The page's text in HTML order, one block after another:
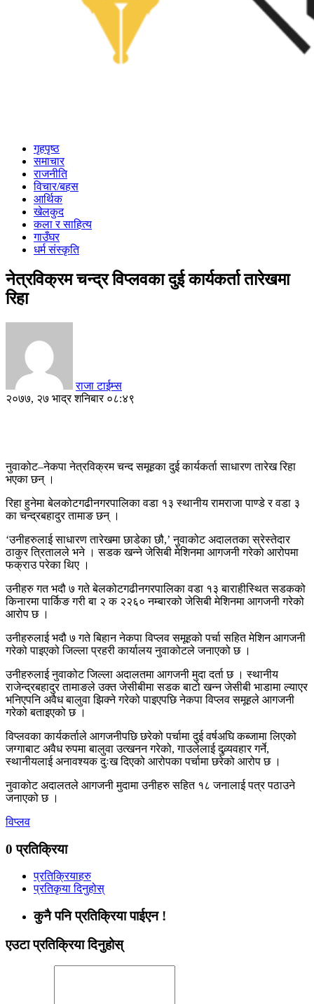
गृहपृष्ठ
समाचार
राजनीति
विचार/बहस
आर्थिक
खेलकुद
कला र साहित्य
गाउँघर
धर्म संस्कृति
नेत्रविक्रम चन्द्र विप्लवका दुई कार्यकर्ता तारेखमा
रिहा
राजा टाईम्स
२०७७, २७ भाद्र शनिबार ०८:४९
नुवाकोट–नेकपा नेत्रविक्रम चन्द समूहका दुई कार्यकर्ता साधारण तारेख रिहा
भएका छन् ।
रिहा हुनेमा बेलकोटगढीनगरपालिका वडा १३ स्थानीय रामराजा पाण्डे र वडा ३
का चन्द्रबहादुर तामाङ छन् ।
‘उनीहरुलाई साधारण तारेखमा छाडेका छौ,’ नुवाकोट अदालतका स्रेस्तेदार
ठाकुर त्रितालले भने । सडक खन्ने जेसिबी मेशिनमा आगजनी गरेको आरोपमा
फक्राउ परेका थिए ।
उनीहरु गत भदौ ७ गते बेलकोटगढीनगरपालिका वडा १३ बाराहीस्थित सडकको
किनारमा पार्किङ गरी बा २ क २२६० नम्बारको जेसिबी मेशिनमा आगजनी गरेको
आरोप छ ।
उनीहरुलाई भदौ ७ गते बिहान नेकपा विप्लव समूहको पर्चा सहित मेशिन आगजनी
गरेको पाइएको जिल्ला प्रहरी कार्यालय नुवाकोटले जनाएको छ ।
उनीहरुलाई नुवाकोट जिल्ला अदालतमा आगजनी मुदा दर्ता छ । स्थानीय
राजेन्द्रबहादुर तामाङले उक्त जेसीबीमा सडक बाटो खन्न जेसीबी भाडामा ल्याएर
भनिएपनि अवैध बालुवा झिक्ने गरेको पाइएपछि नेकपा विप्लव समूहले आगजनी
गरेको बताइएको छ ।
विप्लवका कार्यकर्ताले आगजनीपछि छरेको पर्चामा दुई वर्षअघि कब्जामा लिएको
जग्गाबाट अवैध रुपमा बालुवा उत्खनन गरेको, गाउलेलाई दुव्र्यवहार गर्ने,
स्थानीयलाई अनावश्यक दुःख दिएको आरोपका पर्चामा छरेको आरोप छ ।
नुवाकोट अदालतले आगजनी मुदामा उनीहरु सहित १८ जनालाई पत्र पठाउने
जनाएको छ ।
विप्लव
0 प्रतिक्रिया
प्रतिक्रियाहरु
प्रतिकृया दिनुहोस्
कुनै पनि प्रतिक्रिया पाईएन !
एउटा प्रतिक्रिया दिनुहोस्